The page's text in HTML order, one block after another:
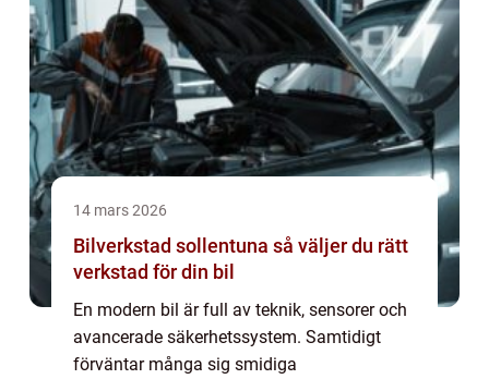
14 mars 2026
Bilverkstad sollentuna så väljer du rätt
verkstad för din bil
En modern bil är full av teknik, sensorer och
avancerade säkerhetssystem. Samtidigt
förväntar många sig smidiga